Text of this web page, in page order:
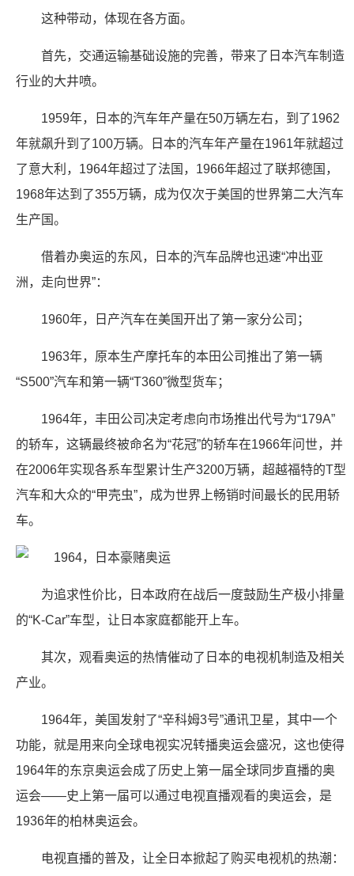
这种带动，体现在各方面。
首先，交通运输基础设施的完善，带来了日本汽车制造
行业的大井喷。
1959年，日本的汽车年产量在50万辆左右，到了1962
年就飙升到了100万辆。日本的汽车年产量在1961年就超过
了意大利，1964年超过了法国，1966年超过了联邦德国，
1968年达到了355万辆，成为仅次于美国的世界第二大汽车
生产国。
借着办奥运的东风，日本的汽车品牌也迅速“冲出亚
洲，走向世界”：
1960年，日产汽车在美国开出了第一家分公司；
1963年，原本生产摩托车的本田公司推出了第一辆
“S500”汽车和第一辆“T360”微型货车；
1964年，丰田公司决定考虑向市场推出代号为“179A”
的轿车，这辆最终被命名为“花冠”的轿车在1966年问世，并
在2006年实现各系车型累计生产3200万辆，超越福特的T型
汽车和大众的“甲壳虫”，成为世界上畅销时间最长的民用轿
车。
为追求性价比，日本政府在战后一度鼓励生产极小排量
的“K-Car”车型，让日本家庭都能开上车。
其次，观看奥运的热情催动了日本的电视机制造及相关
产业。
1964年，美国发射了“辛科姆3号”通讯卫星，其中一个
功能，就是用来向全球电视实况转播奥运会盛况，这也使得
1964年的东京奥运会成了历史上第一届全球同步直播的奥
运会——史上第一届可以通过电视直播观看的奥运会，是
1936年的柏林奥运会。
电视直播的普及，让全日本掀起了购买电视机的热潮：